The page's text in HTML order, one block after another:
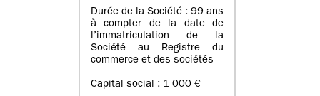
Durée de la Société : 99 ans
à compter de la date de
l’immatriculation de la
Société au Registre du
commerce et des sociétés
Capital social : 1 000 €